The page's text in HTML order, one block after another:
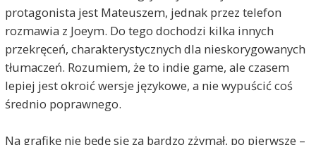
protagonista jest Mateuszem, jednak przez telefon
rozmawia z Joeym. Do tego dochodzi kilka innych
przekręceń, charakterystycznych dla nieskorygowanych
tłumaczeń. Rozumiem, że to indie game, ale czasem
lepiej jest okroić wersje językowe, a nie wypuścić coś
średnio poprawnego.
Na grafikę nie będę się za bardzo zżymał, po pierwsze –